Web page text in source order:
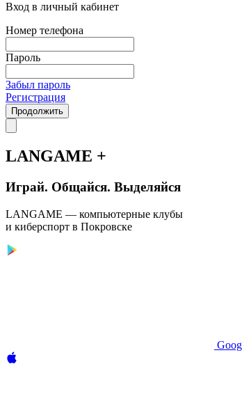
Вход в личный кабинет
Номер телефона
Пароль
Забыл пароль
Регистрация
Продолжить
LANGAME +
Играй. Общайся. Выделяйся
LANGAME — компьютерные клубы
и киберспорт в Покровске